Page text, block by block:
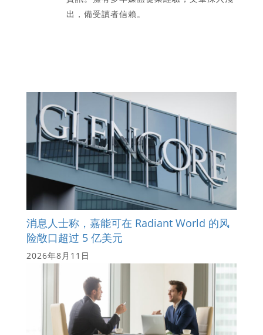
出，備受讀者信賴。
消息人士称，嘉能可在 Radiant World 的风
险敞口超过 5 亿美元
2026年8月11日